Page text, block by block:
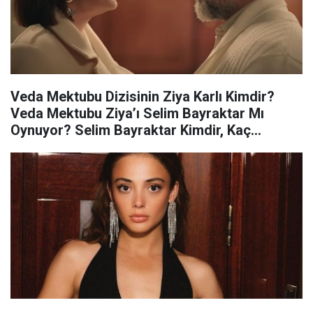
Veda Mektubu Dizisinin Ziya Karlı Kimdir?
Veda Mektubu Ziya’ı Selim Bayraktar Mı
Oynuyor? Selim Bayraktar Kimdir, Kaç